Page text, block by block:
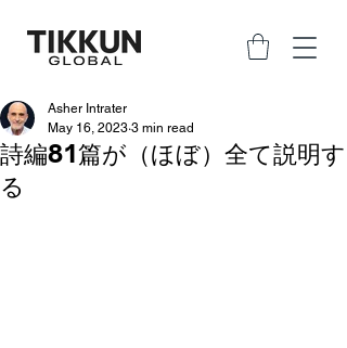
詩編81篇が（ほぼ）全て説明す
る
Asher Intrater
May 16, 2023 3 min read